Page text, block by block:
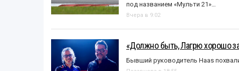
под названием «Mульти 21»…
Вчера в 9:02
«Должно быть, Лагрю хорошо
Бывший руководитель Haas